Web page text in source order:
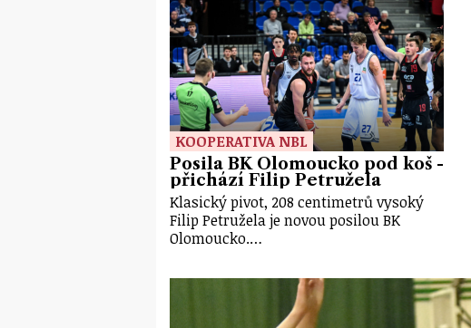
KOOPERATIVA NBL
Posila BK Olomoucko pod koš -
přichází Filip Petružela
Klasický pivot, 208 centimetrů vysoký
Filip Petružela je novou posilou BK
Olomoucko.…